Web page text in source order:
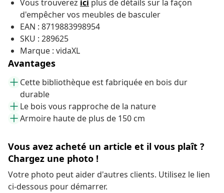
Vous trouverez ici plus de détails sur la façon
d'empêcher vos meubles de basculer
EAN : 8719883998954
SKU : 289625
Marque : vidaXL
Avantages
Cette bibliothèque est fabriquée en bois dur
durable
Le bois vous rapproche de la nature
Armoire haute de plus de 150 cm
Vous avez acheté un article et il vous plaît ?
Chargez une photo !
Votre photo peut aider d'autres clients. Utilisez le lien
ci-dessous pour démarrer.